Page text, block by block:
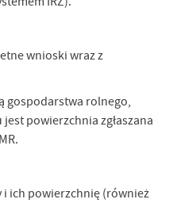
wnioski wraz z
gospodarstwa rolnego,
powierzchnia zgłaszana
i ich powierzchnię (również